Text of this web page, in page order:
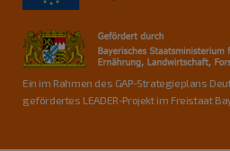
Ein im Rahmen des GAP-Strategieplans
gefördertes LEADER-Projekt im Freistaat